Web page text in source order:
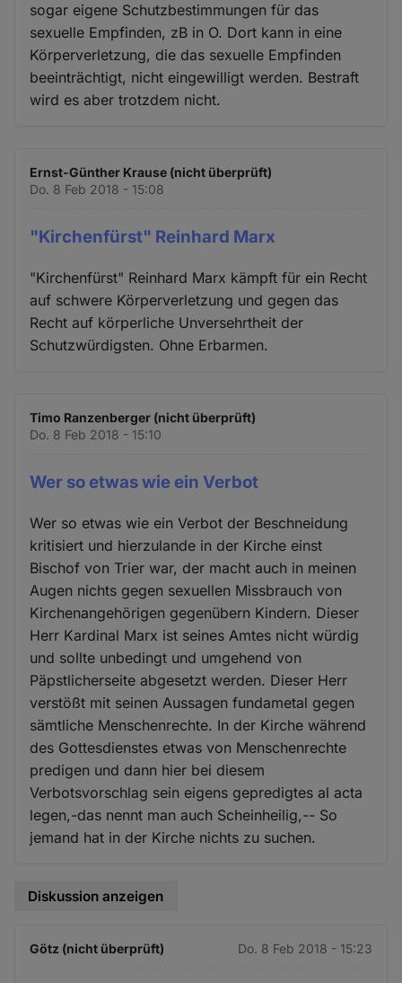
sogar eigene Schutzbestimmungen für das
sexuelle Empfinden, zB in O. Dort kann in eine
Körperverletzung, die das sexuelle Empfinden
beeinträchtigt, nicht eingewilligt werden. Bestraft
wird es aber trotzdem nicht.
Ernst-Günther Krause (nicht überprüft)
Do. 8 Feb 2018 - 15:08
"Kirchenfürst" Reinhard Marx
"Kirchenfürst" Reinhard Marx kämpft für ein Recht
auf schwere Körperverletzung und gegen das
Recht auf körperliche Unversehrtheit der
Schutzwürdigsten. Ohne Erbarmen.
Timo Ranzenberger (nicht überprüft)
Do. 8 Feb 2018 - 15:10
Wer so etwas wie ein Verbot
Wer so etwas wie ein Verbot der Beschneidung
kritisiert und hierzulande in der Kirche einst
Bischof von Trier war, der macht auch in meinen
Augen nichts gegen sexuellen Missbrauch von
Kirchenangehörigen gegenübern Kindern. Dieser
Herr Kardinal Marx ist seines Amtes nicht würdig
und sollte unbedingt und umgehend von
Päpstlicherseite abgesetzt werden. Dieser Herr
verstößt mit seinen Aussagen fundametal gegen
sämtliche Menschenrechte. In der Kirche während
des Gottesdienstes etwas von Menschenrechte
predigen und dann hier bei diesem
Verbotsvorschlag sein eigens gepredigtes al acta
legen,-das nennt man auch Scheinheilig,-- So
jemand hat in der Kirche nichts zu suchen.
Diskussion anzeigen
Götz (nicht überprüft) Do. 8 Feb 2018 - 15:23